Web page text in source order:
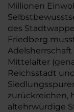
Millionen
des
Friedberg
Mittelalter
Reichsstadt
zurückreichen,
altehrwürdige